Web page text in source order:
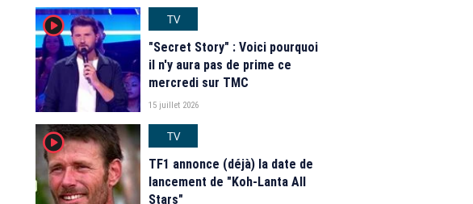
player2
TV
"Secret Story" : Voici pourquoi
il n'y aura pas de prime ce
mercredi sur TMC
15 juillet 2026
player2
TV
TF1 annonce (déjà) la date de
lancement de "Koh-Lanta All
Stars"